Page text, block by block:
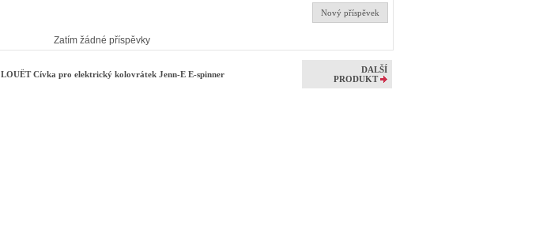
Nový příspěvek
Zatím žádné příspěvky
LOUËT Cívka pro elektrický kolovrátek Jenn-E E-spinner
DALŠÍ
PRODUKT